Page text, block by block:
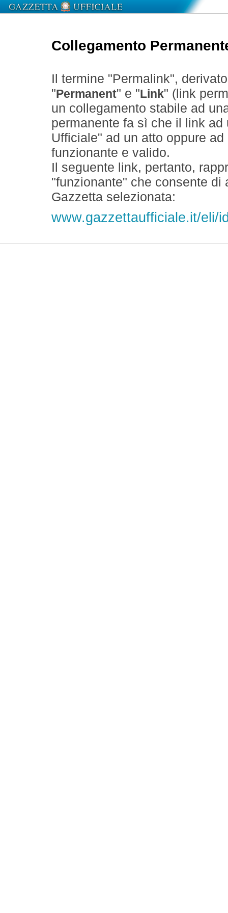
Collegamento
Il termine "Permalink",
" Permanent" e " Link" (link
un collegamento stabile ad
permanente fa sì che il link
Ufficiale" ad un atto oppure
funzionante e valido.
Il seguente link, pertanto,
"funzionante" che consente
Gazzetta selezionata:
www.gazzettaufficiale.it/eli/